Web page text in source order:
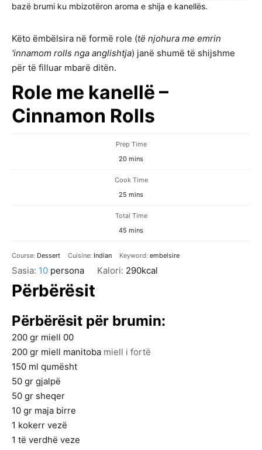
bazë brumi ku mbizotëron aroma e shija e kanellës.
Këto ëmbëlsira në formë role (të njohura me emrin
'innamom rolls nga anglishtja) janë shumë të shijshme
për të filluar mbarë ditën.
Role me kanellë –
Cinnamon Rolls
Prep Time
20minutes
mins
Cook Time
25 minutes
mins
Total Time
45 minutes
mins
Course: Dessert Cuisine: Indian Keyword:embelsire
Sasia: 10 persona Kalori: 290kcal
Përbërësit
Përbërësit për brumin:
200 gr miell 00
200 gr miell manitoba miell i fortë
150 ml qumësht
50 gr gjalpë
50 gr sheqer
10 gr maja birre
1 kokerr vezë
1 të verdhë veze